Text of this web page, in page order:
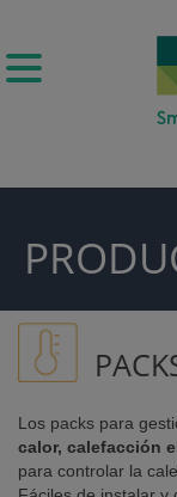
Los packs para
calor, calefacción
para controlar la